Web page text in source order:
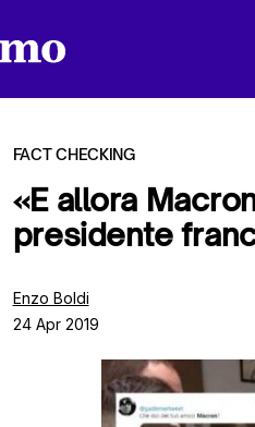
FACT CHECKING
«E allora
presidente
Enzo Boldi
24 Apr 2019